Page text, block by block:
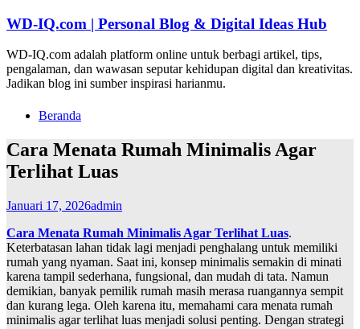
Lompat
konten
WD-IQ.com | Personal Blog & Digital Ideas Hub
WD-IQ.com adalah platform online untuk berbagi artikel, tips,
pengalaman, dan wawasan seputar kehidupan digital dan kreativitas.
Jadikan blog ini sumber inspirasi harianmu.
Beranda
Cara Menata Rumah Minimalis Agar
Terlihat Luas
Januari 17, 2026admin
Cara Menata Rumah Minimalis Agar Terlihat Luas.
Keterbatasan lahan tidak lagi menjadi penghalang untuk memiliki
rumah yang nyaman. Saat ini, konsep minimalis semakin di minati
karena tampil sederhana, fungsional, dan mudah di tata. Namun
demikian, banyak pemilik rumah masih merasa ruangannya sempit
dan kurang lega. Oleh karena itu, memahami cara menata rumah
minimalis agar terlihat luas menjadi solusi penting. Dengan strategi